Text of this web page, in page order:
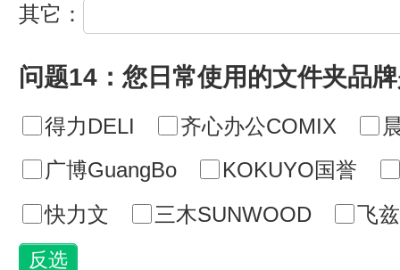
其它：
问题14：您日常使用的文件夹品
得力DELI 齐心办公COMIX
广博GuangBo
KOKUYO国誉
快力文
三木SUNWOOD 飞